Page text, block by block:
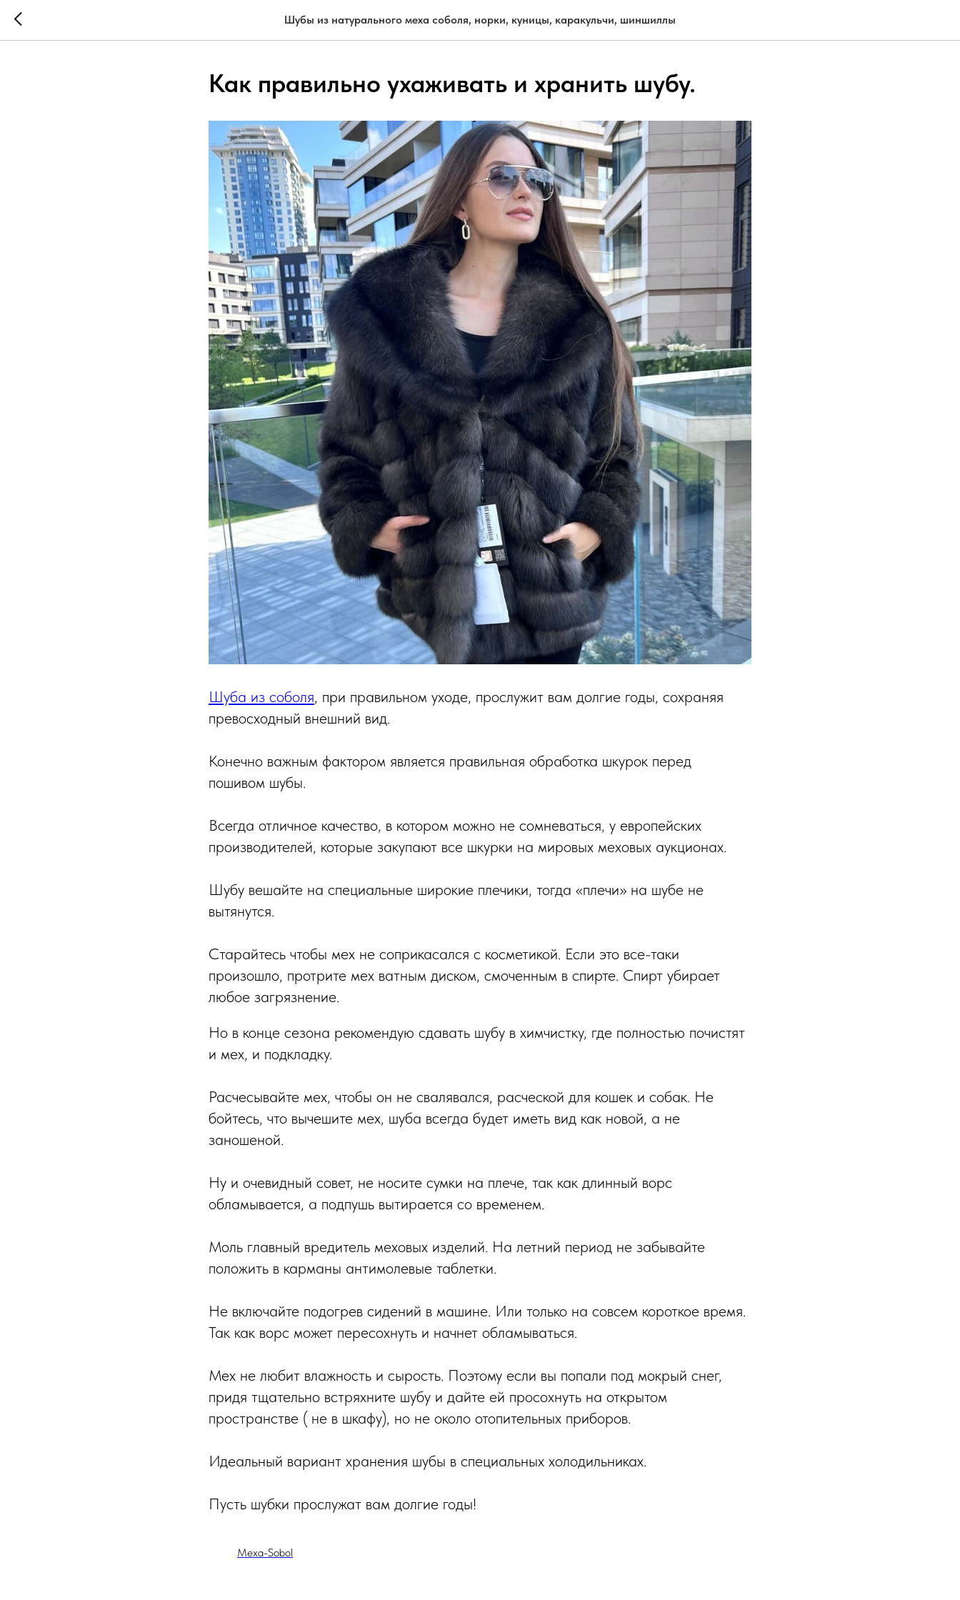
Шубы из натурального меха соболя, норки, куницы, каракульчи, шиншиллы
Как правильно ухаживать и хранить шубу.
Шуба из соболя, при правильном уходе, прослужит вам долгие годы, сохраняя
превосходный внешний вид.
Конечно важным фактором является правильная обработка шкурок перед
пошивом шубы.
Всегда отличное качество, в котором можно не сомневаться, у европейских
производителей, которые закупают все шкурки на мировых меховых аукционах.
Шубу вешайте на специальные широкие плечики, тогда «плечи» на шубе не
вытянутся.
Старайтесь чтобы мех не соприкасался с косметикой. Если это все-таки
произошло, протрите мех ватным диском, смоченным в спирте. Спирт убирает
любое загрязнение.
Но в конце сезона рекомендую сдавать шубу в химчистку, где полностью почистят
и мех, и подкладку.
Расчесывайте мех, чтобы он не свалявался, расческой для кошек и собак. Не
бойтесь, что вычешите мех, шуба всегда будет иметь вид как новой, а не
заношеной.
Ну и очевидный совет, не носите сумки на плече, так как длинный ворс
обламывается, а подпушь вытирается со временем.
Моль главный вредитель меховых изделий. На летний период не забывайте
положить в карманы антимолевые таблетки.
Не включайте подогрев сидений в машине. Или только на совсем короткое время.
Так как ворс может пересохнуть и начнет обламываться.
Мех не любит влажность и сырость. Поэтому если вы попали под мокрый снег,
придя тщательно встряхните шубу и дайте ей просохнуть на открытом
пространстве ( не в шкафу), но не около отопительных приборов.
Идеальный вариант хранения шубы в специальных холодильниках.
Пусть шубки прослужат вам долгие годы!
Mexa-Sobol